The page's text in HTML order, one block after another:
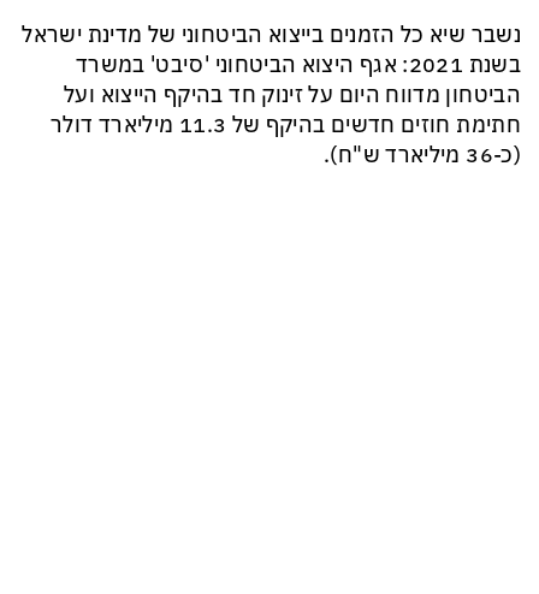
נשבר שיא כל הזמנים בייצוא הביטחוני של מדינת ישראל
בשנת 2021: אגף היצוא הביטחוני 'סיבט' במשרד
הביטחון מדווח היום על זינוק חד בהיקף הייצוא ועל
חתימת חוזים חדשים בהיקף של 11.3 מיליארד דולר
(כ-36 מיליארד ש"ח).